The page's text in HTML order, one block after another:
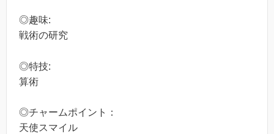
◎趣味:
戦術の研究
◎特技:
算術
◎チャームポイント：
天使スマイル